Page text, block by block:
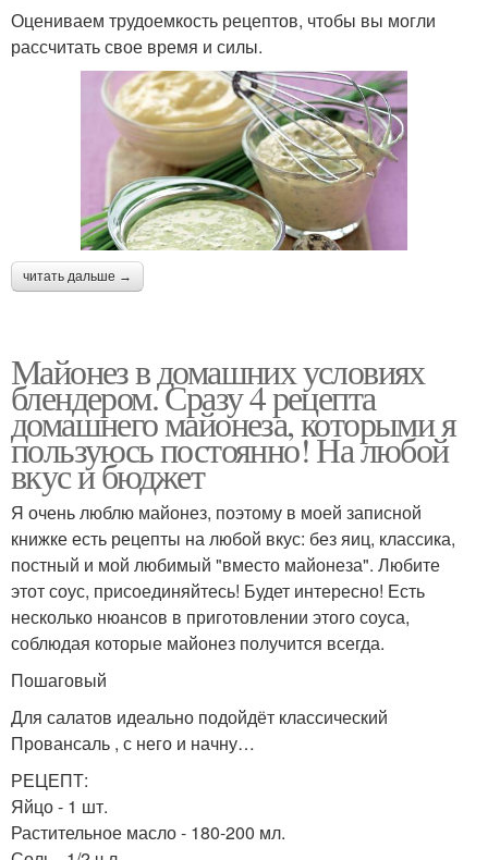
Оцениваем трудоемкость рецептов, чтобы вы могли
рассчитать свое время и силы.
читать дальше →
Майонез в домашних условиях
блендером. Сразу 4 рецепта
домашнего майонеза, которыми я
пользуюсь постоянно! На любой
вкус и бюджет
Я очень люблю майонез, поэтому в моей записной
книжке есть рецепты на любой вкус: без яиц, классика,
постный и мой любимый "вместо майонеза". Любите
этот соус, присоединяйтесь! Будет интересно! Есть
несколько нюансов в приготовлении этого соуса,
соблюдая которые майонез получится всегда.
Пошаговый
Для салатов идеально подойдёт классический
Провансаль , с него и начну…
РЕЦЕПТ:
Яйцо - 1 шт.
Растительное масло - 180-200 мл.